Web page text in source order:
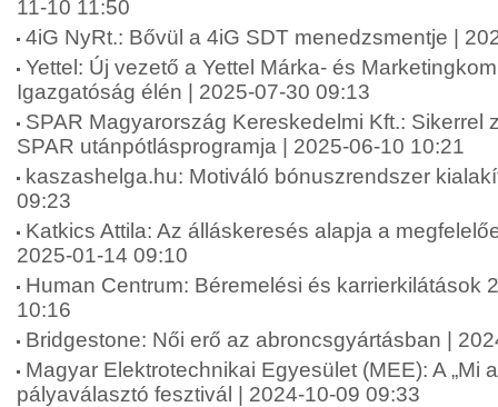
11-10 11:50
4iG NyRt.: Bővül a 4iG SDT menedzsmentje |
Yettel: Új vezető a Yettel Márka- és
Igazgatóság élén | 2025-07-30 09:13
SPAR Magyarország Kereskedelmi Kft.: Sikerrel
SPAR utánpótlásprogramja | 2025-06-10 10:21
kaszashelga.hu: Motiváló bónuszrendszer
09:23
Katkics Attila: Az álláskeresés alapja a
2025-01-14 09:10
Human Centrum: Béremelési és karrierkilátások
10:16
Bridgestone: Női erő az abroncsgyártásban |
Magyar Elektrotechnikai Egyesület (MEE): A „Mi
pályaválasztó fesztivál | 2024-10-09 09:33